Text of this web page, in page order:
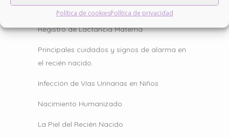
Política de cookiesPolítica de privacidad
10 Consejos para una lactancia exitosa
Registro de Lactancia Materna
Principales cuidados y signos de alarma en
el recién nacido.
Infección de Vías Urinarias en Niños
Nacimiento Humanizado
La Piel del Recién Nacido